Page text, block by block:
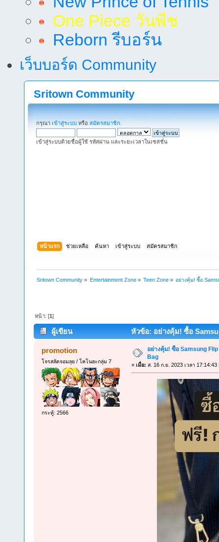
One Piece วันพีช
Reborn รีบอร์น
เว็บบอร์ด Community
Sritown Community
กรุณา เข้าสู่ระบบ หรือ สมัครสมาชิก
เข้าสู่ระบบด้วยชื่อผู้ใช้ รหัสผ่าน และระยะเวลาในเซสชั่น
หน้าแรก ช่วยเหลือ ค้นหา เข้าสู่ระบบ สมัครสมาชิก
Sritown Community » Entertainment Zone» Teen Zone» อย่างคุ้ม! ซื้อ
หน้า: [1]
ผู้เขียน หัวข้อ: อย่างคุ้ม! ซื้อ
promotion
โจรสลัดจอมลุย / โคโนฮะกลุ่ม 7
กระทู้: 2566
อย่างคุ้ม! ซื้อ Samsung
Bag
« เมื่อ: ส. 16 ก.ย. 2023 เวลา 17:14:43